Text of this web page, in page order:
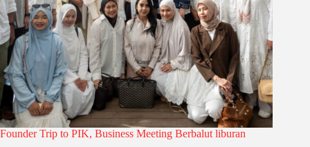
Founder Trip to PIK, Business Meeting Berbalut liburan